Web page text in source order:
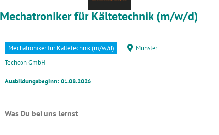
Mechatroniker für Kältetechnik (m/w/d)
Mechatroniker für Kältetechnik (m/w/d)
Münster
Techcon GmbH
Ausbildungsbeginn: 01.08.2026
Was Du bei uns lernst